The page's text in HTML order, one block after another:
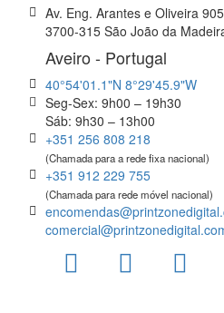
Av. Eng. Arantes e Oliveira 905
3700-315 São João da
Aveiro - Portugal
40°54'01.1"N 8°29'45.9"W
Seg-Sex: 9h00 – 19h30
Sáb: 9h30 – 13h00
+351 256 808 218
(Chamada para a rede fixa nacional)
+351 912 229 755
(Chamada para rede móvel nacional)